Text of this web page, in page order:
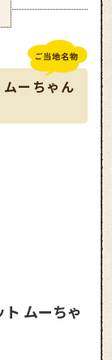
ーちゃん
ムーちゃ